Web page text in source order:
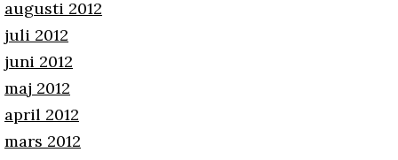
augusti 2012
juli 2012
juni 2012
maj 2012
april 2012
mars 2012